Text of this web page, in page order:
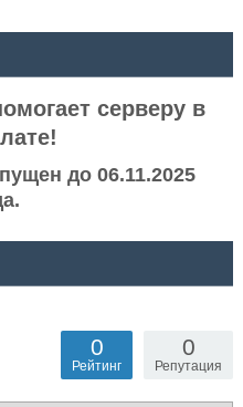
серверу в
до 06.11.2025
0
Репутация
0
Рейтинг